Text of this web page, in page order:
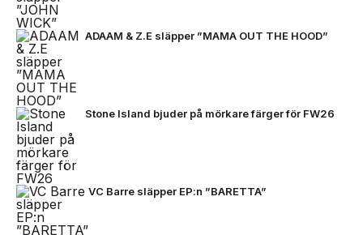
ADAAM & Z.E släpper ”MAMA OUT THE HOOD”
Stone Island bjuder på mörkare färger för FW26
VC Barre släpper EP:n ”BARETTA”